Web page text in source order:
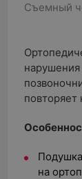
Съемный
нарушения
повторяет
на